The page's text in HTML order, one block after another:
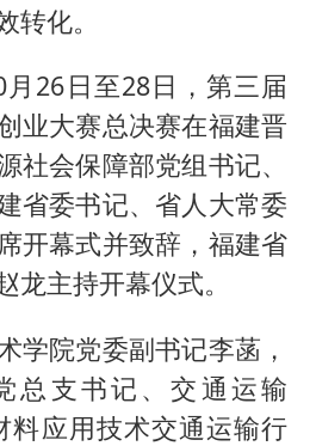
转化。
26日至28日，第三届
业大赛总决赛在福建晋
社会保障部党组书记、
省委书记、省人大常委
开幕式并致辞，福建省
龙主持开幕仪式。
学院党委副书记李菡，
总支书记、交通运输
料应用技术交通运输行